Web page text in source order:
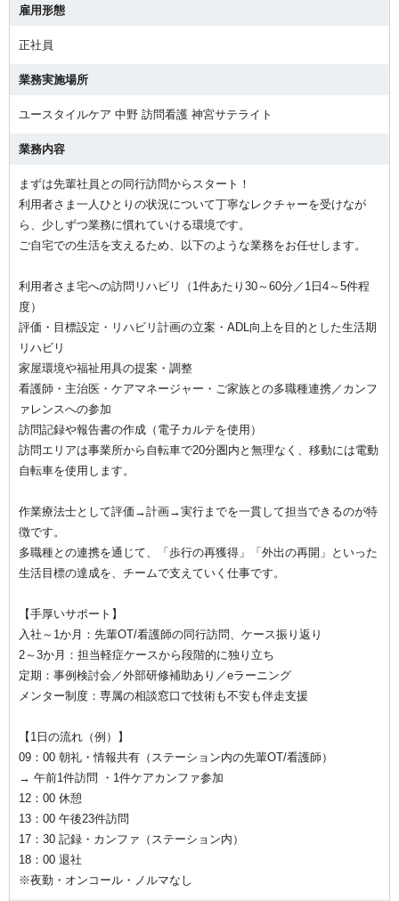
雇用形態
正社員
業務実施場所
ユースタイルケア 中野 訪問看護 神宮サテライト
業務内容
まずは先輩社員との同行訪問からスタート！
利用者さま一人ひとりの状況について丁寧なレクチャーを受けなが
ら、少しずつ業務に慣れていける環境です。
ご自宅での生活を支えるため、以下のような業務をお任せします。
利用者さま宅への訪問リハビリ（1件あたり30～60分／1日4～5件程
度）
評価・目標設定・リハビリ計画の立案・ADL向上を目的とした生活期
リハビリ
家屋環境や福祉用具の提案・調整
看護師・主治医・ケアマネージャー・ご家族との多職種連携／カンフ
ァレンスへの参加
訪問記録や報告書の作成（電子カルテを使用）
訪問エリアは事業所から自転車で20分圏内と無理なく、移動には電動
自転車を使用します。
作業療法士として評価→計画→実行までを一貫して担当できるのが特
徴です。
多職種との連携を通じて、「歩行の再獲得」「外出の再開」といった
生活目標の達成を、チームで支えていく仕事です。
【手厚いサポート】
入社～1か月：先輩OT/看護師の同行訪問、ケース振り返り
2～3か月：担当軽症ケースから段階的に独り立ち
定期：事例検討会／外部研修補助あり／eラーニング
メンター制度：専属の相談窓口で技術も不安も伴走支援
【1日の流れ（例）】
09：00 朝礼・情報共有（ステーション内の先輩OT/看護師）
→ 午前1件訪問 ・1件ケアカンファ参加
12：00 休憩
13：00 午後23件訪問
17：30 記録・カンファ（ステーション内）
18：00 退社
※夜勤・オンコール・ノルマなし